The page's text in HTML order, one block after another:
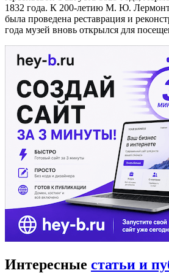
1832 года. К 200-летию М. Ю.
была проведена реставрация и
года музей вновь открылся для
Интересные статьи и